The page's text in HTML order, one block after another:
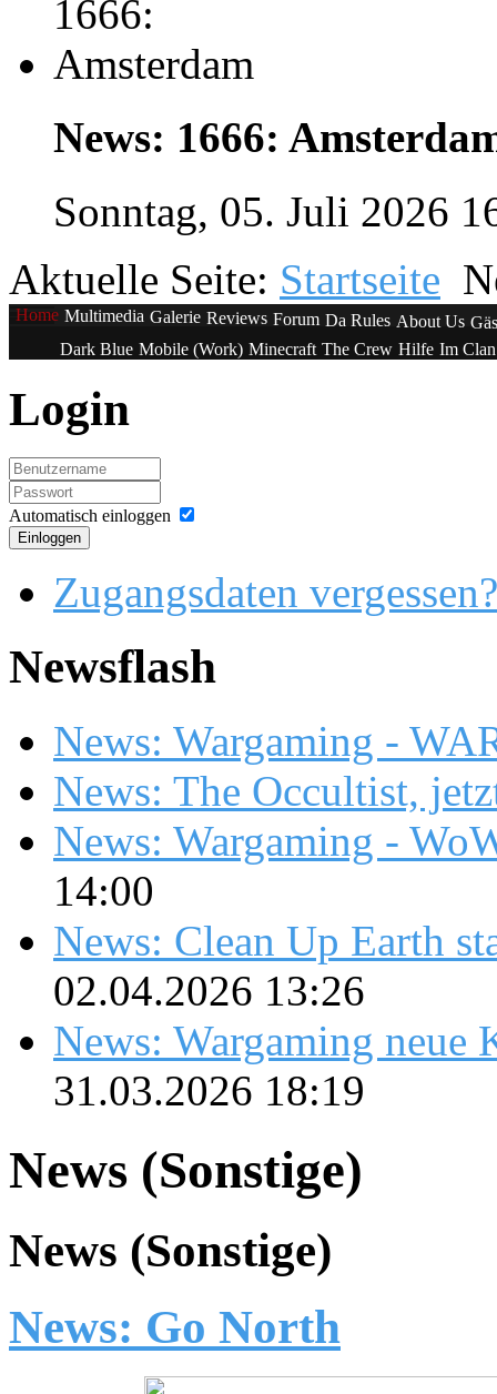
News: 1666:
Sonntag, 05. Juli 2026
Aktuelle Seite: Startseite
Home Multimedia Galerie Reviews Forum Da Rules About Us
Dark Blue Mobile (Work) Minecraft The Crew Hilfe Im
Login
Automatisch einloggen
Einloggen
Zugangsdaten vergessen?
Newsflash
News: Wargaming -
News: The Occultist,
News: Wargaming -
14:00
News: Clean Up Earth
02.04.2026 13:26
News: Wargaming neue
31.03.2026 18:19
News (Sonstige)
News (Sonstige)
News: Go North